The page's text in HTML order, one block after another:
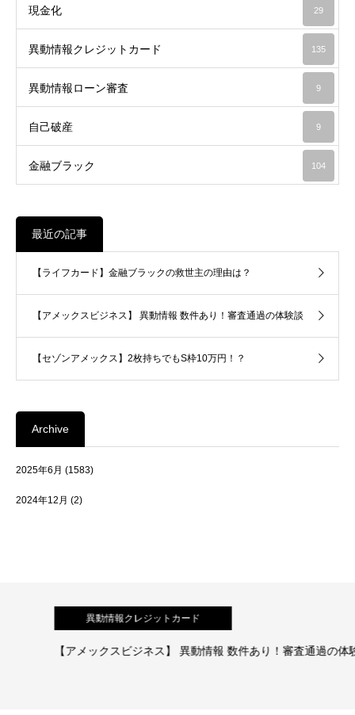
現金化 29
異動情報クレジットカード 135
異動情報ローン審査 9
自己破産 9
金融ブラック 104
最近の記事
【ライフカード】金融ブラックの救世主の理由は？
【アメックスビジネス】 異動情報 数件あり！審査通過の体験談
【セゾンアメックス】2枚持ちでもS枠10万円！？
Archive
2025年6月 (1583)
2024年12月 (2)
異動情報クレジットカード
【アメックスビジネス】 異動情報 数件あり！審査通過の体験談